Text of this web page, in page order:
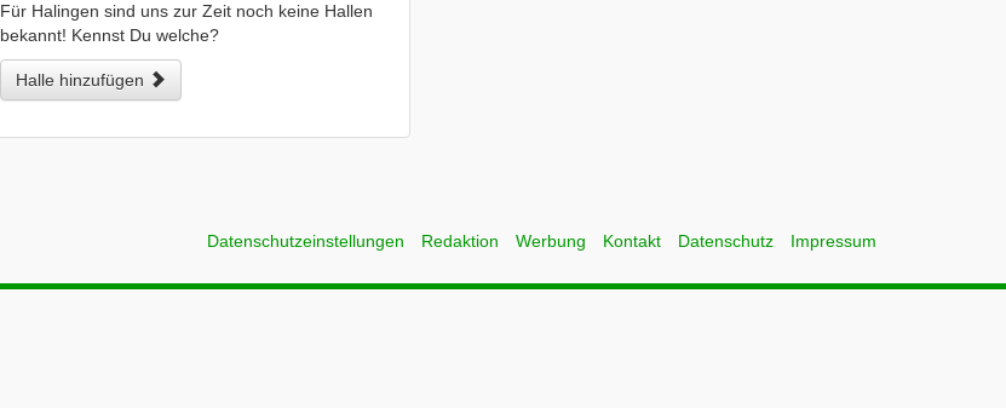
Für Halingen sind uns zur Zeit noch keine Hallen
bekannt! Kennst Du welche?
Halle hinzufügen
Datenschutzeinstellungen Redaktion Werbung Kontakt Datenschutz Impressum